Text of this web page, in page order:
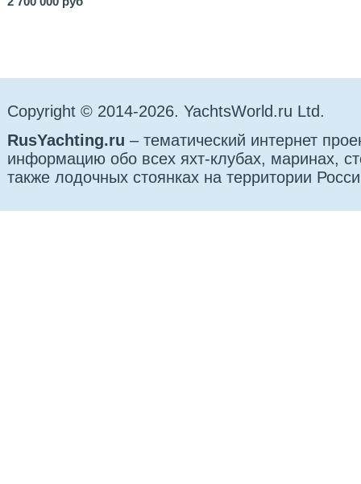
Copyright © 2014-2026. YachtsWorld.ru Ltd.
RusYachting.ru – тематический интернет
информацию обо всех яхт-клубах, маринах,
также лодочных стоянках на территории